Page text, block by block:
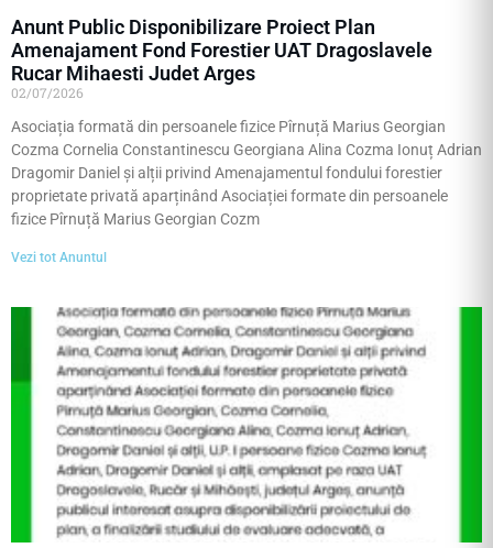
Anunt Public Disponibilizare Proiect Plan
Amenajament Fond Forestier UAT Dragoslavele
Rucar Mihaesti Judet Arges
02/07/2026
Asociația formată din persoanele fizice Pîrnuță Marius Georgian
Cozma Cornelia Constantinescu Georgiana Alina Cozma Ionuț Adrian
Dragomir Daniel și alții privind Amenajamentul fondului forestier
proprietate privată aparținând Asociației formate din persoanele
fizice Pîrnuță Marius Georgian Cozm
Vezi tot Anuntul